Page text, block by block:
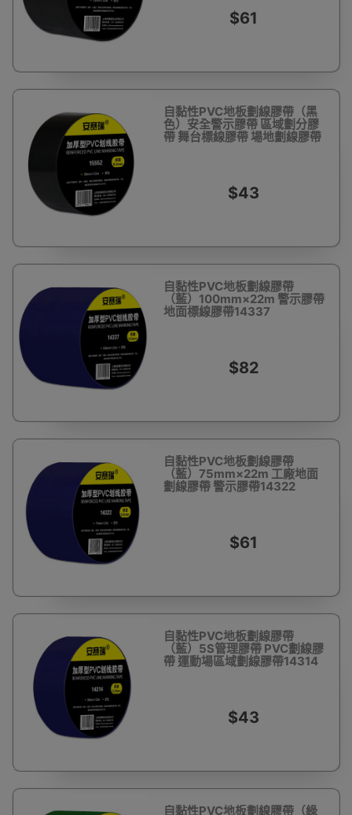
$61
自黏性PVC地板劃線膠帶（黑
色）安全警示膠帶 區域劃分膠
帶 舞台標線膠帶 場地劃線膠帶
$43
自黏性PVC地板劃線膠帶
（藍）100mm×22m 警示膠帶
地面標線膠帶14337
$82
自黏性PVC地板劃線膠帶
（藍）75mm×22m 工廠地面
劃線膠帶 警示膠帶14322
$61
自黏性PVC地板劃線膠帶
（藍）5S管理膠帶 PVC劃線膠
帶 運動場區域劃線膠帶14314
$43
自黏性PVC地板劃線膠帶（綠